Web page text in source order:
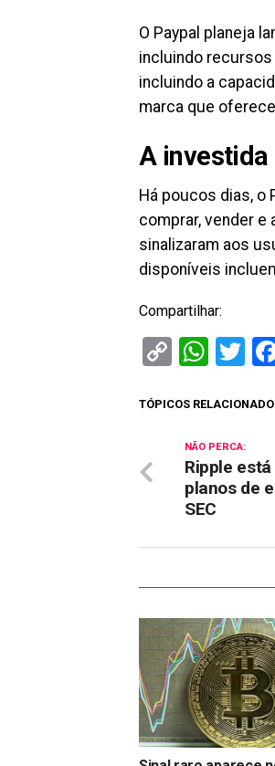
O Paypal planeja
incluindo recursos
incluindo a
marca que
A investida
Há poucos dias, o
comprar, vender
sinalizaram aos
disponíveis
Compartilhar:
Copy
TÓPICOS
NÃO PERCA:
Ripple
planos de
SEC